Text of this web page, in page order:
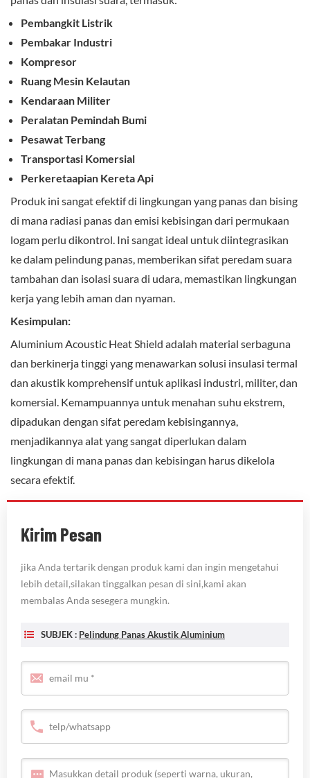
Pembangkit Listrik
Pembakar Industri
Kompresor
Ruang Mesin Kelautan
Kendaraan Militer
Peralatan Pemindah Bumi
Pesawat Terbang
Transportasi Komersial
Perkeretaapian Kereta Api
Produk ini sangat efektif di lingkungan yang panas dan bising
di mana radiasi panas dan emisi kebisingan dari permukaan
logam perlu dikontrol. Ini sangat ideal untuk diintegrasikan
ke dalam pelindung panas, memberikan sifat peredam suara
tambahan dan isolasi suara di udara, memastikan lingkungan
kerja yang lebih aman dan nyaman.
Kesimpulan:
Aluminium Acoustic Heat Shield adalah material serbaguna
dan berkinerja tinggi yang menawarkan solusi insulasi termal
dan akustik komprehensif untuk aplikasi industri, militer, dan
komersial. Kemampuannya untuk menahan suhu ekstrem,
dipadukan dengan sifat peredam kebisingannya,
menjadikannya alat yang sangat diperlukan dalam
lingkungan di mana panas dan kebisingan harus dikelola
secara efektif.
Kirim Pesan
jika Anda tertarik dengan produk kami dan ingin mengetahui
lebih detail,silakan tinggalkan pesan di sini,kami akan
membalas Anda sesegera mungkin.
SUBJEK : Pelindung Panas Akustik Aluminium